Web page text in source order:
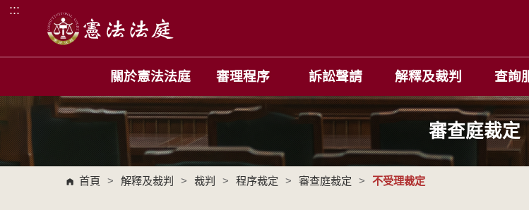
跳到主要內容區塊
:::
關於憲法法庭 審理程序 訴訟聲請 解釋及裁判 查詢
審查庭裁定
首頁 > 解釋及裁判 > 裁判 > 程序裁定 > 審查庭裁定 > 不受理裁定